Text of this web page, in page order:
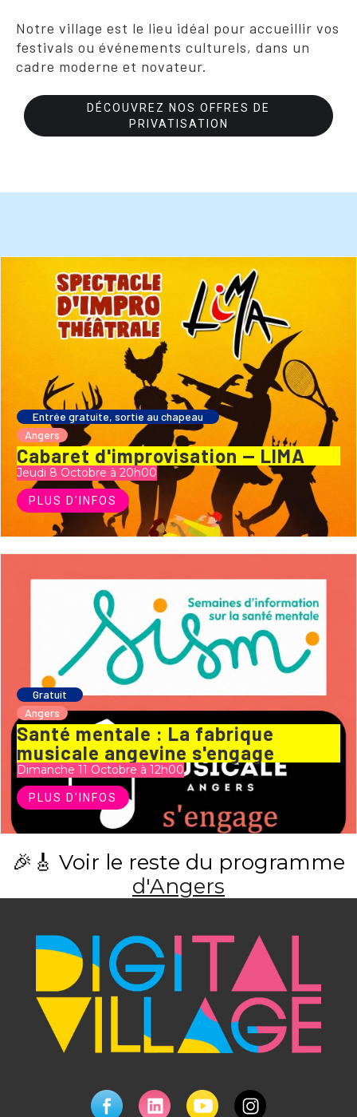
Notre village est le lieu idéal pour accueillir vos
festivals ou événements culturels, dans un
cadre moderne et novateur.
DÉCOUVREZ NOS OFFRES DE
PRIVATISATION
Entrée gratuite, sortie au chapeau
Angers
Cabaret d'improvisation — LIMA
Jeudi 8 Octobre à 20h00
PLUS D'INFOS
Gratuit
Angers
Santé mentale : La fabrique
musicale angevine s'engage
Dimanche 11 Octobre à 12h00
PLUS D'INFOS
🎉🎸 Voir le reste du programme
d'Angers